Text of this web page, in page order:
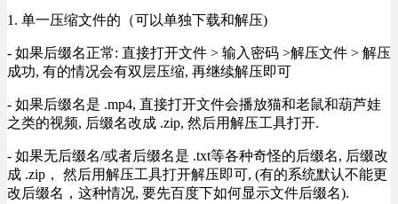
1. 单一压缩文件的（可以单独下载和解压)
- 如果后缀名正常: 直接打开文件 > 输入密码 >解压文件 > 解压
成功, 有的情况会有双层压缩, 再继续解压即可
- 如果后缀名是 .mp4, 直接打开文件会播放猫和老鼠和葫芦娃
之类的视频, 后缀名改成 .zip, 然后用解压工具打开.
- 如果无后缀名/或者后缀名是 .txt等各种奇怪的后缀名, 后缀改
成 .zip， 然后用解压工具打开解压即可, (有的系统默认不能更
改后缀名，这种情况, 要先百度下如何显示文件后缀名).